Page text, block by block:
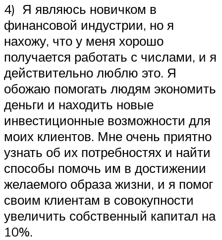
4) Я являюсь новичком в
финансовой индустрии, но я
нахожу, что у меня хорошо
получается работать с числами, и я
действительно люблю это. Я
обожаю помогать людям экономить
деньги и находить новые
инвестиционные возможности для
моих клиентов. Мне очень приятно
узнать об их потребностях и найти
способы помочь им в достижении
желаемого образа жизни, и я помог
своим клиентам в совокупности
увеличить собственный капитал на
10%.